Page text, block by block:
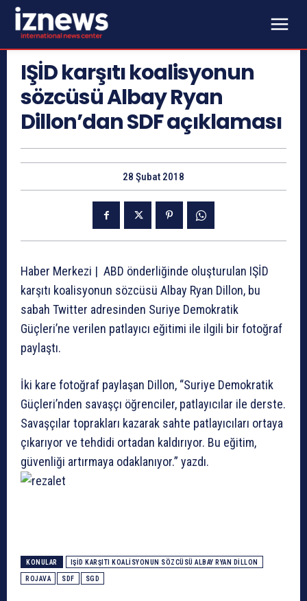
IŞİD karşıtı koalisyonun
sözcüsü Albay Ryan
Dillon’dan SDF açıklaması
28 Şubat 2018
Haber Merkezi | ABD önderliğinde oluşturulan IŞİD
karşıtı koalisyonun sözcüsü Albay Ryan Dillon, bu
sabah Twitter adresinden Suriye Demokratik
Güçleri’ne verilen patlayıcı eğitimi ile ilgili bir fotoğraf
paylaştı.
İki kare fotoğraf paylaşan Dillon, “Suriye Demokratik
Güçleri’nden savaşçı öğrenciler, patlayıcılar ile derste.
Savaşçılar toprakları kazarak sahte patlayıcıları ortaya
çıkarıyor ve tehdidi ortadan kaldırıyor. Bu eğitim,
güvenliği artırmaya odaklanıyor.” yazdı.
KONULAR IŞİD KARŞITI KOALISYONUN SÖZCÜSÜ ALBAY RYAN DILLON
ROJAVA SDF SGD